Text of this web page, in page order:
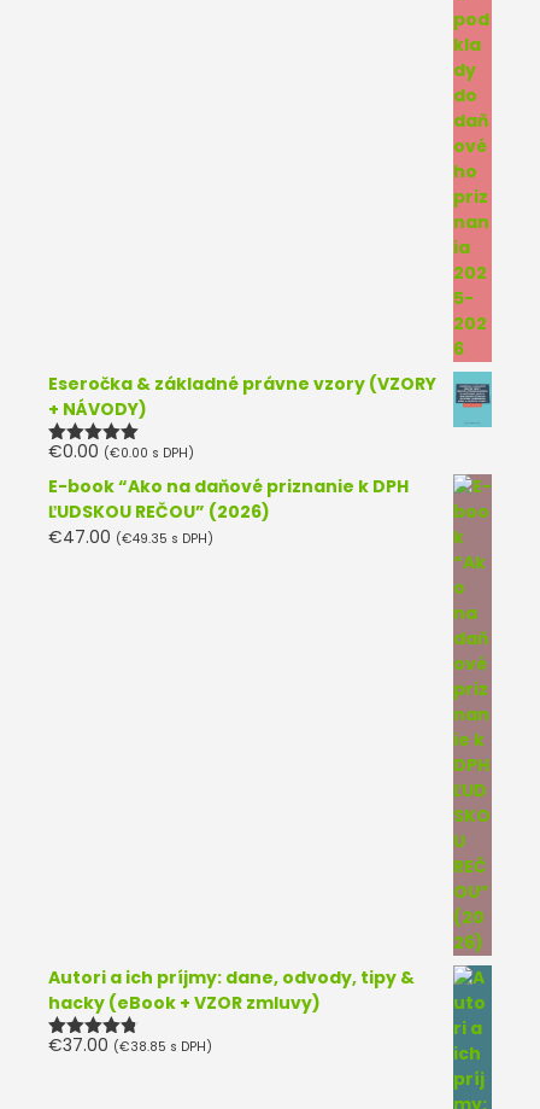
Eseročka & základné právne vzory (VZORY
+ NÁVODY)
Hodnotenie
€0.00 (€0.00 s DPH)
E-book “Ako na daňové priznanie k DPH
ĽUDSKOU REČOU” (2026)
€47.00 (€49.35 s DPH)
Autori a ich príjmy: dane, odvody, tipy &
hacky (eBook + VZOR zmluvy)
Hodnotenie
€37.00 (€38.85 s DPH)